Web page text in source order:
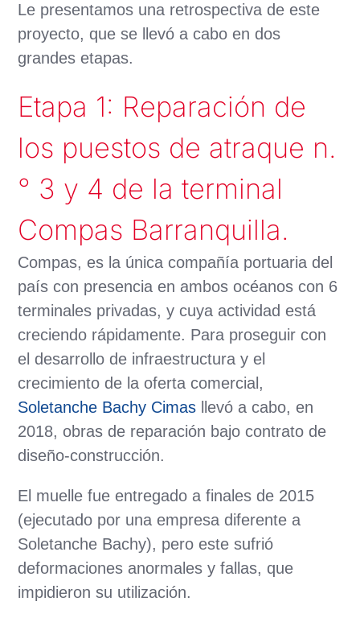
Le presentamos una retrospectiva de este
proyecto, que se llevó a cabo en dos
grandes etapas.
Etapa 1: Reparación de
los puestos de atraque n.
° 3 y 4 de la terminal
Compas Barranquilla.
Compas, es la única compañía portuaria del
país con presencia en ambos océanos con 6
terminales privadas, y cuya actividad está
creciendo rápidamente. Para proseguir con
el desarrollo de infraestructura y el
crecimiento de la oferta comercial,
Soletanche Bachy Cimas llevó a cabo, en
2018, obras de reparación bajo contrato de
diseño-construcción.
El muelle fue entregado a finales de 2015
(ejecutado por una empresa diferente a
Soletanche Bachy), pero este sufrió
deformaciones anormales y fallas, que
impidieron su utilización.